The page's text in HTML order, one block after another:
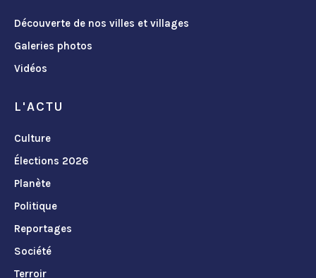
Découverte de nos villes et villages
Galeries photos
Vidéos
L'ACTU
Culture
Élections 2026
Planète
Politique
Reportages
Société
Terroir